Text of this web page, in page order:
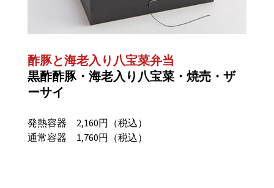
酢豚と海老入り八宝菜弁当
黒酢酢豚・海老入り八宝菜・焼売・ザ
ーサイ
発熱容器 2,160円（税込）
通常容器 1,760円（税込）